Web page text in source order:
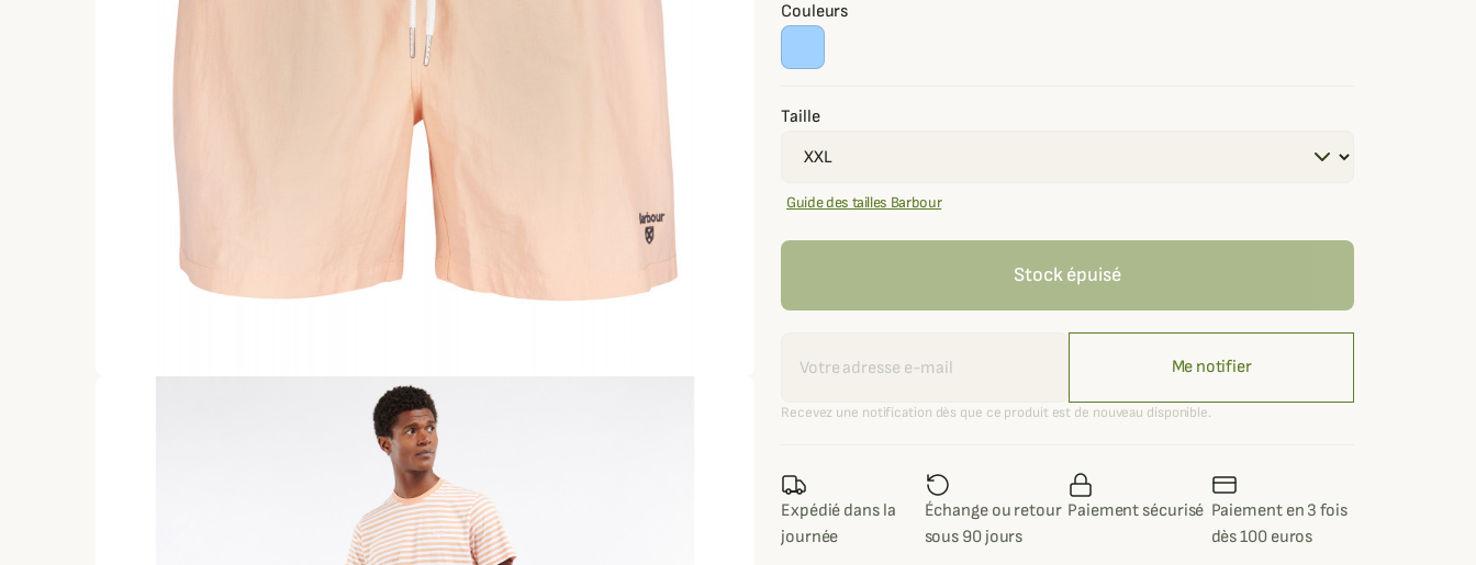
Couleurs
Taille
Guide des tailles Barbour
Stock épuisé
Me notifier
Recevez une notification dès que ce produit est de nouveau disponible.
Expédié dans la
journée
Échange ou retour
sous 90 jours
Paiement sécurisé Paiement en 3 fois
dès 100 euros